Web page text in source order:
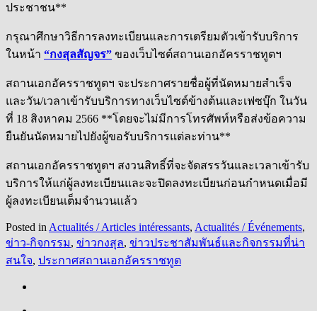
ประชาชน**
กรุณาศึกษาวิธีการลงทะเบียนและการเตรียมตัวเข้ารับบริการ
ในหน้า “กงสุลสัญจร” ของเว็บไซต์สถานเอกอัครราชทูตฯ
สถานเอกอัครราชทูตฯ จะประกาศรายชื่อผู้ที่นัดหมายสำเร็จ
และวัน/เวลาเข้ารับบริการทางเว็บไซต์ข้างต้นและเฟซบุ๊ก ในวัน
ที่ 18 สิงหาคม 2566 **โดยจะไม่มีการโทรศัพท์หรือส่งข้อความ
ยืนยันนัดหมายไปยังผู้ขอรับบริการแต่ละท่าน**
สถานเอกอัครราชทูตฯ สงวนสิทธิ์ที่จะจัดสรรวันและเวลาเข้ารับ
บริการให้แก่ผู้ลงทะเบียนและจะปิดลงทะเบียนก่อนกำหนดเมื่อมี
ผู้ลงทะเบียนเต็มจำนวนแล้ว
Posted in Actualités / Articles intéressants, Actualités / Événements,
ข่าว-กิจกรรม, ข่าวกงสุล, ข่าวประชาสัมพันธ์และกิจกรรมที่น่า
สนใจ, ประกาศสถานเอกอัครราชทูต